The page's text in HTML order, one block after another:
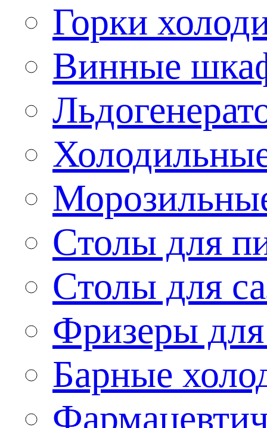
Горки
Винные
Столы для
Столы для
Фризеры
Барные